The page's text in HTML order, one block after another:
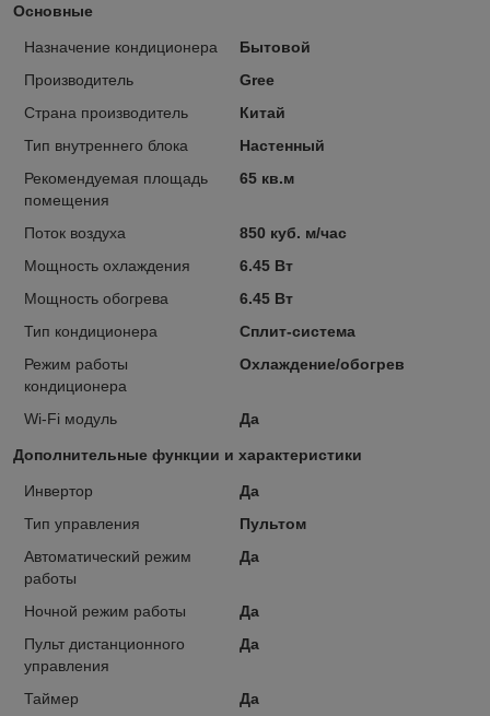
Основные
Назначение кондиционера
Бытовой
Производитель
Gree
Страна производитель
Китай
Тип внутреннего блока
Настенный
Рекомендуемая площадь
помещения
65 кв.м
Поток воздуха
850 куб. м/час
Мощность охлаждения
6.45 Вт
Мощность обогрева
6.45 Вт
Тип кондиционера
Сплит-система
Режим работы
кондиционера
Охлаждение/обогрев
Wi-Fi модуль Да
Дополнительные функции и характеристики
Инвертор
Да
Тип управления
Пультом
Автоматический режим
работы
Да
Ночной режим работы
Да
Пульт дистанционного
управления
Да
Таймер Да